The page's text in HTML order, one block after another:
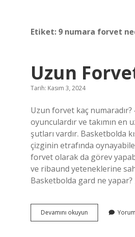
Etiket: 9 numara forvet
Uzun
Tarih: Kasım 3, 2024
Uzun forvet kaç
oyunculardır ve takımın
şutları vardır. Basketbolda
çizginin etrafında
forvet olarak da görev
ve ribaund yeteneklerine
Basketbolda gard ne
Devamını okuyun
Forvet